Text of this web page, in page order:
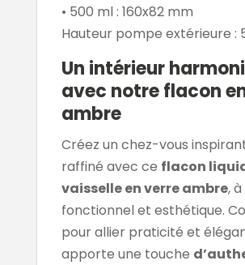
• 500 ml : 160x82 mm
Hauteur pompe extérieure :
Un intérieur
avec notre flacon
ambre
Créez un chez-vous
raffiné avec ce flacon
vaisselle en verre ambre,
fonctionnel et esthétique.
pour allier praticité et
apporte une touche